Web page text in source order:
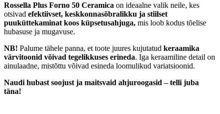
Rossella Plus Forno 50 Ceramica on ideaalne valik neile, kes
otsivad efektiivset, keskkonnasõbralikku ja stiilset
puuküttekaminat koos küpsetusahjuga, mis loob kodus tõelise
hubasuse ja mugavuse.
NB! Palume tähele panna, et toote juures kujutatud keraamika
värvitoonid võivad tegelikkuses erineda. Iga keraamiline detail on
ainulaadne, mistõttu võivad esineda loomulikud variatsioonid.
Naudi hubast soojust ja maitsvaid ahjuroogasid – telli juba
täna!